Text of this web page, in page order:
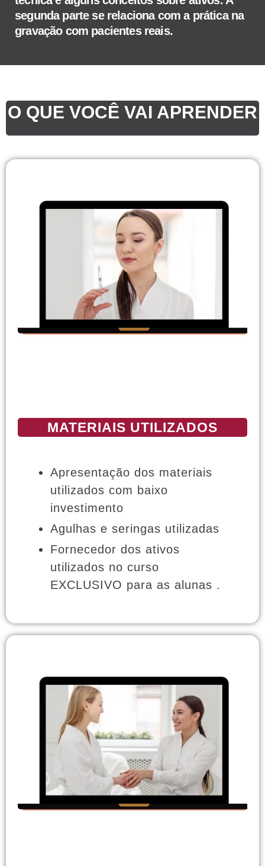
segunda parte se relaciona com a prática na
gravação com pacientes reais.
O QUE VOCÊ VAI APRENDER
MATERIAIS UTILIZADOS
Apresentação dos materiais
utilizados com baixo
investimento
Agulhas e seringas utilizadas
Fornecedor dos ativos
utilizados no curso
EXCLUSIVO para as alunas .